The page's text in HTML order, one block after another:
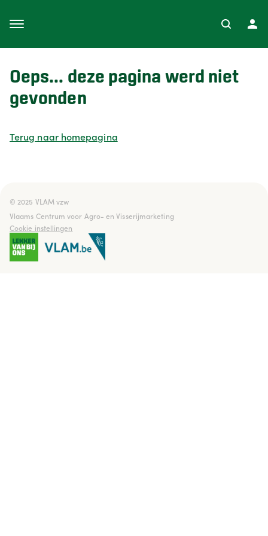
Oeps... deze pagina werd niet
gevonden
Terug naar homepagina
© 2025 VLAM vzw
Vlaams Centrum voor Agro- en Visserijmarketing
Cookie instellingen